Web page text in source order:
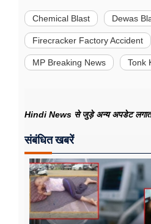
Chemical Blast Dewas
Firecracker Factory Accident
MP Breaking News Tonk
Hindi News से जुड़े अन्य अपडेट
संबंधित खबरें